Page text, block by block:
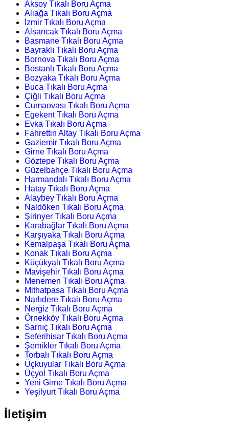
Aksoy Tıkalı Boru Açma
Aliağa Tıkalı Boru Açma
İzmir Tıkalı Boru Açma
Alsancak Tıkalı Boru Açma
Basmane Tıkalı Boru Açma
Bayraklı Tıkalı Boru Açma
Bornova Tıkalı Boru Açma
Bostanlı Tıkalı Boru Açma
Bozyaka Tıkalı Boru Açma
Buca Tıkalı Boru Açma
Çiğli Tıkalı Boru Açma
Cumaovası Tıkalı Boru Açma
Egekent Tıkalı Boru Açma
Evka Tıkalı Boru Açma
Fahrettin Altay Tıkalı Boru Açma
Gaziemir Tıkalı Boru Açma
Girne Tıkalı Boru Açma
Göztepe Tıkalı Boru Açma
Güzelbahçe Tıkalı Boru Açma
Harmandalı Tıkalı Boru Açma
Hatay Tıkalı Boru Açma
Alaybey Tıkalı Boru Açma
Naldöken Tıkalı Boru Açma
Şirinyer Tıkalı Boru Açma
Karabağlar Tıkalı Boru Açma
Karşıyaka Tıkalı Boru Açma
Kemalpaşa Tıkalı Boru Açma
Konak Tıkalı Boru Açma
Küçükyalı Tıkalı Boru Açma
Mavişehir Tıkalı Boru Açma
Menemen Tıkalı Boru Açma
Mithatpasa Tıkalı Boru Açma
Narlıdere Tıkalı Boru Açma
Nergiz Tıkalı Boru Açma
Örnekköy Tıkalı Boru Açma
Sarnıç Tıkalı Boru Açma
Seferihisar Tıkalı Boru Açma
Şemikler Tıkalı Boru Açma
Torbalı Tıkalı Boru Açma
Üçkuyular Tıkalı Boru Açma
Üçyol Tıkalı Boru Açma
Yeni Girne Tıkalı Boru Açma
Yeşilyurt Tıkalı Boru Açma
İletişim